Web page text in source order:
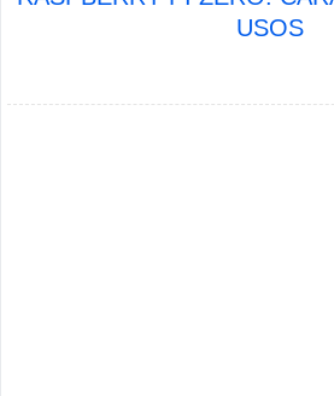
USOS